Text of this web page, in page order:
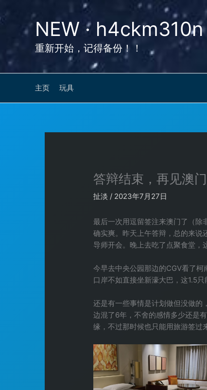
至
NEW · h4ckm310n
重新开始，记得备份！！
主页 玩具
答辩结束，再见澳门
扯淡 / 2023年7月27日
最后一次用逗留签注来澳门了（除
确实爽。昨天上午答辩，总的来说
导师开会。晚上去吃了点聚食堂
今早去中央公园那边的CGV看了
口岸不如直接坐新濠大巴，这1.5
还是有一些事情是计划做但没做的
边混了6年，不舍的感情多少还是
缘，不过那时候也只能用旅游签过